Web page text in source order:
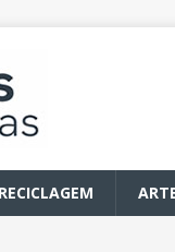
RECICLAGEM